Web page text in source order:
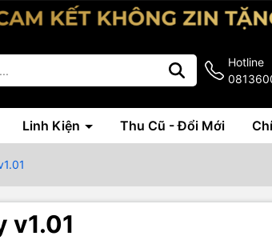
Hotline
Linh Kiện Thu Cũ - Đổi Mới
v1.01